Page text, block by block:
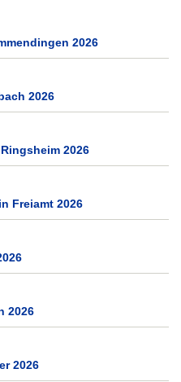
2026
2026
2026
Freiamt 2026
2026
2026